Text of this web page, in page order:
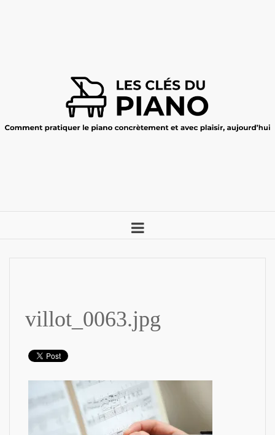
villot_0063.jpg